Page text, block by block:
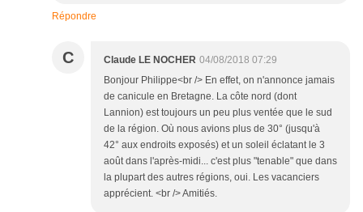
Répondre
C Claude LE NOCHER 04/08/2018 07:29
Bonjour Philippe<br /> En effet, on n'annonce jamais
de canicule en Bretagne. La côte nord (dont
Lannion) est toujours un peu plus ventée que le sud
de la région. Où nous avions plus de 30° (jusqu'à
42° aux endroits exposés) et un soleil éclatant le 3
août dans l'après-midi... c'est plus "tenable" que dans
la plupart des autres régions, oui. Les vacanciers
apprécient. <br /> Amitiés.